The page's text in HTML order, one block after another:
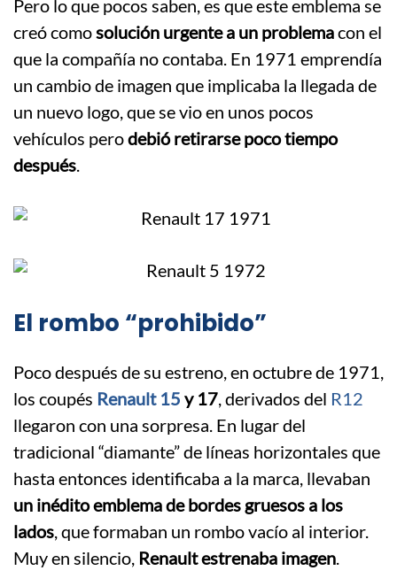
Pero lo que pocos saben, es que este emblema se
creó comosolución urgente a un problemacon el
que la compañía no contaba. En 1971 emprendía
un cambio de imagen que implicaba la llegada de
un nuevo logo, que se vio en unos pocos
vehículos perodebió retirarse poco tiempo
después.
El rombo “prohibido”
Poco después de su estreno, en octubre de 1971,
los coupés Renault 15 y 17, derivados del R12
llegaron con una sorpresa. En lugar del
tradicional “diamante” de líneas horizontales que
hasta entonces identificaba a la marca, llevaban
un inédito emblema de bordes gruesos a los
lados, que formaban un rombo vacío al interior.
Muy en silencio, Renault estrenaba imagen.